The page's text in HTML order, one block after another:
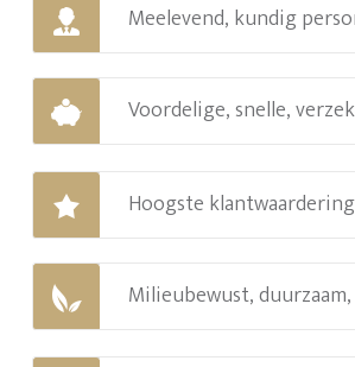
Meelevend, kundig
Voordelige, snelle,
Hoogste
Milieubewust,